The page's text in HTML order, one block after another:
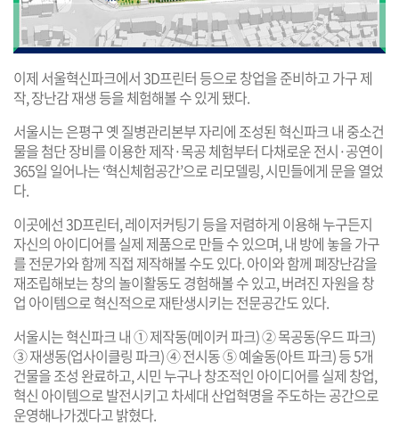
이제 서울혁신파크에서 3D프린터 등으로 창업을 준비하고 가구 제
작, 장난감 재생 등을 체험해볼 수 있게 됐다.
서울시는 은평구 옛 질병관리본부 자리에 조성된 혁신파크 내 중소건
물을 첨단 장비를 이용한 제작·목공 체험부터 다채로운 전시·공연이
365일 일어나는 ‘혁신체험공간’으로 리모델링, 시민들에게 문을 열었
다.
이곳에선 3D프린터, 레이저커팅기 등을 저렴하게 이용해 누구든지
자신의 아이디어를 실제 제품으로 만들 수 있으며, 내 방에 놓을 가구
를 전문가와 함께 직접 제작해볼 수도 있다. 아이와 함께 폐장난감을
재조립해보는 창의 놀이활동도 경험해볼 수 있고, 버려진 자원을 창
업 아이템으로 혁신적으로 재탄생시키는 전문공간도 있다.
서울시는 혁신파크 내 ① 제작동(메이커 파크) ② 목공동(우드 파크)
③ 재생동(업사이클링 파크) ④ 전시동 ⑤ 예술동(아트 파크) 등 5개
건물을 조성 완료하고, 시민 누구나 창조적인 아이디어를 실제 창업,
혁신 아이템으로 발전시키고 차세대 산업혁명을 주도하는 공간으로
운영해나가겠다고 밝혔다.